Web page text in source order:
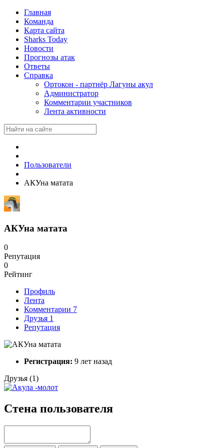
Главная
Команда
Карта сайта
Sharks Today
Новости
Прогнозы атак
Ответы
Справка
Ортокон - партнёр Лагуны акул
Администратор
Комментарии участников
Лента активности
Пользователи
АКУна матата
АКУна матата
0
Репутация
0
Рейтинг
Профиль
Лента
Комментарии 7
Друзья 1
Репутация
Регистрация: 9 лет назад
Друзья (1)
Стена пользователя